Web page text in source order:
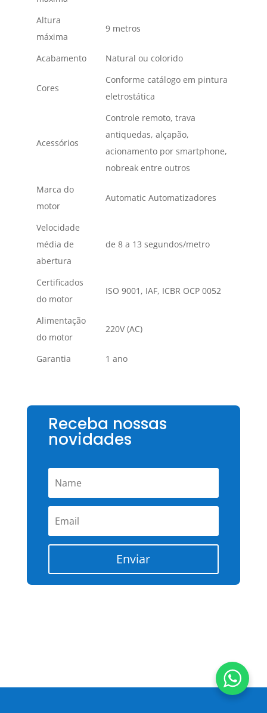
Altura
máxima
9 metros
Acabamento Natural ou colorido
Cores
Conforme catálogo em pintura
eletrostática
Acessórios
Controle remoto, trava
antiquedas, alçapão,
acionamento por smartphone,
nobreak entre outros
Marca do
motor
Automatic Automatizadores
Velocidade
média de
abertura
de 8 a 13 segundos/metro
Certificados
do motor
ISO 9001, IAF, ICBR OCP 0052
Alimentação
do motor
220V (AC)
Garantia 1 ano
Receba nossas
novidades
Enviar